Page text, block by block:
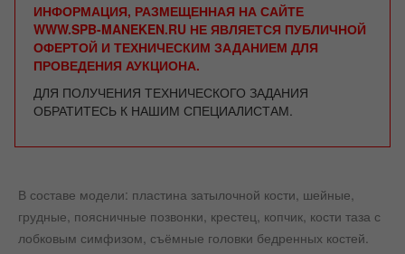
ИНФОРМАЦИЯ, РАЗМЕЩЕННАЯ НА САЙТЕ
WWW.SPB-MANEKEN.RU НЕ ЯВЛЯЕТСЯ ПУБЛИЧНОЙ
ОФЕРТОЙ И ТЕХНИЧЕСКИМ ЗАДАНИЕМ ДЛЯ
ПРОВЕДЕНИЯ АУКЦИОНА.
ДЛЯ ПОЛУЧЕНИЯ ТЕХНИЧЕСКОГО ЗАДАНИЯ
ОБРАТИТЕСЬ К НАШИМ СПЕЦИАЛИСТАМ.
В составе модели: пластина затылочной кости, шейные,
грудные, поясничные позвонки, крестец, копчик, кости таза с
лобковым симфизом, съёмные головки бедренных костей.